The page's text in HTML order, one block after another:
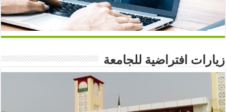
زيارات افتراضية للجامعة